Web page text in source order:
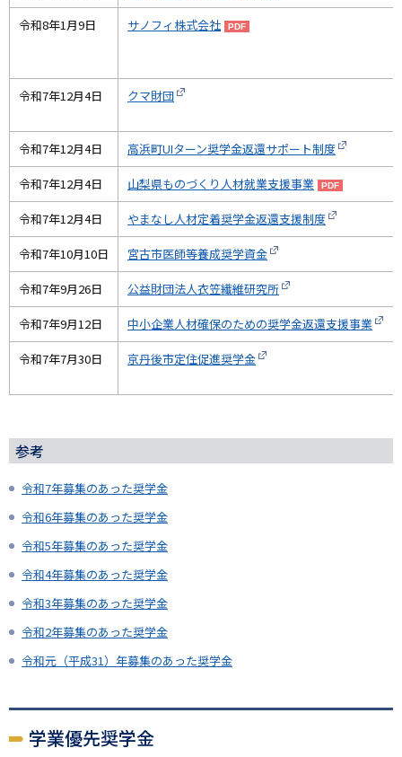
令和8年1月9日 サノフィ株式会社
令和7年12月4日 クマ財団
令和7年12月4日 高浜町UIターン奨学金返還サポート制度
令和7年12月4日 山梨県ものづくり人材就業支援事業
令和7年12月4日 やまなし人材定着奨学金返還支援制度
令和7年10月10日 宮古市医師等養成奨学資金
令和7年9月26日 公益財団法人衣笠繊維研究所
令和7年9月12日 中小企業人材確保のための奨学金返還支援事業
令和7年7月30日 京丹後市定住促進奨学金
参考
令和7年募集のあった奨学金
令和6年募集のあった奨学金
令和5年募集のあった奨学金
令和4年募集のあった奨学金
令和3年募集のあった奨学金
令和2年募集のあった奨学金
令和元（平成31）年募集のあった奨学金
学業優先奨学金